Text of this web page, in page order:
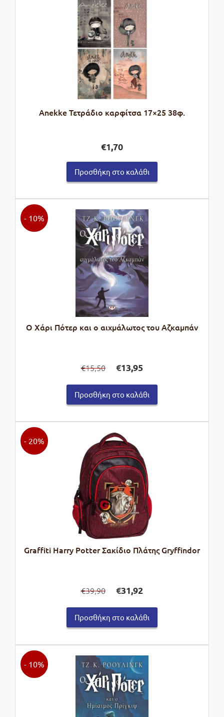
Anekke Τετράδιο καρφίτσα 17×25 38φ.
€1,70
Προσθήκη στο καλάθι
Ο Χάρι Πότερ και ο αιχμάλωτος του Αζκαμπάν
- 10%
€15,50
price
was:
€15,50.
€13,95
τιμή
είναι:
€13,95.
Προσθήκη στο καλάθι
Graffiti Harry Potter Σακίδιο Πλάτης Gryffindor
- 20%
€39,90
price
was:
€39,90.
€31,92τρέχουσα
τιμή
είναι:
€31,92.
Προσθήκη στο καλάθι
- 10%